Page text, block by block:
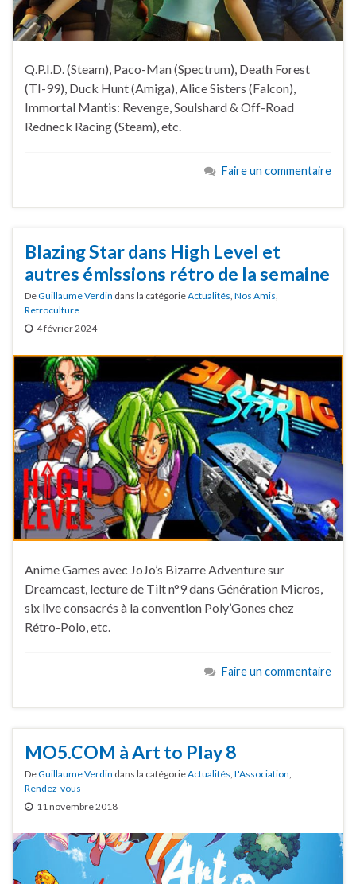
Q.P.I.D. (Steam), Paco-Man (Spectrum), Death Forest
(TI-99), Duck Hunt (Amiga), Alice Sisters (Falcon),
Immortal Mantis: Revenge, Soulshard & Off-Road
Redneck Racing (Steam), etc.
Faire un commentaire
Blazing Star dans High Level et
autres émissions rétro de la semaine
DeGuillaume Verdin dans la catégorieActualités Nos Amis
Retroculture
4 février 2024
Anime Games avec JoJo’s Bizarre Adventure sur
Dreamcast, lecture de Tilt n°9 dans Génération Micros,
six live consacrés à la convention Poly’Gones chez
Rétro-Polo, etc.
Faire un commentaire
MO5.COM à Art to Play 8
DeGuillaume Verdin dans la catégorieActualités L'Association
Rendez-vous
11 novembre 2018